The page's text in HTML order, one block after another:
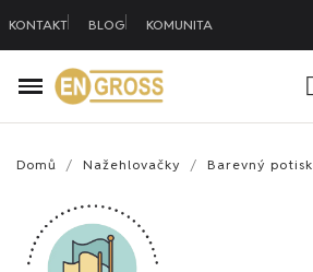
KONTAKT BLOG KOMUNITA
Domů Nažehlovačky Barevný potisk